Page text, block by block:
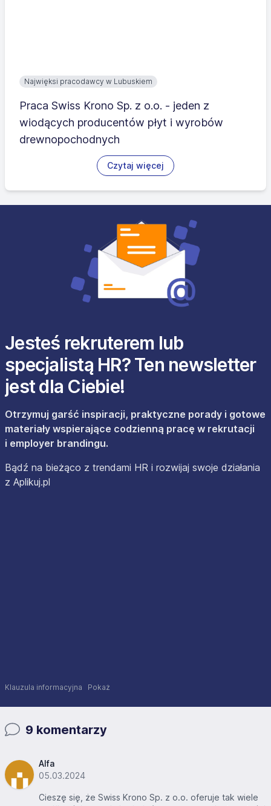
Najwięksi pracodawcy w Lubuskiem
Praca Swiss Krono Sp. z o.o. - jeden z
wiodących producentów płyt i wyrobów
drewnopochodnych
Czytaj więcej
Jesteś rekruterem lub
specjalistą HR? Ten newsletter
jest dla Ciebie!
Otrzymuj garść inspiracji, praktyczne porady i gotowe
materiały wspierające codzienną pracę w rekrutacji
i employer brandingu.
Bądź na bieżąco z trendami HR i rozwijaj swoje działania
z Aplikuj.pl
Klauzula informacyjna Pokaż
9 komentarzy
Alfa
05.03.2024
Cieszę się, że Swiss Krono Sp. z o.o. oferuje tak wiele